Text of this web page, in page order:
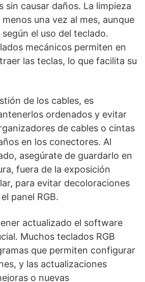
sin causar daños. La limpieza
una vez al mes, aunque
el uso del teclado.
mecánicos permiten en
las teclas, lo que facilita su
de los cables, es
ordenados y evitar
de cables o cintas
en los conectores. Al
asegúrate de guardarlo en
fuera de la exposición
para evitar decoloraciones
panel RGB.
actualizado el software
Muchos teclados RGB
que permiten configurar
y las actualizaciones
o nuevas